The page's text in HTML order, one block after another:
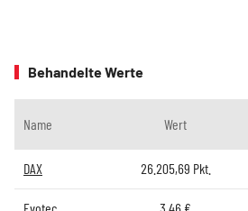
Behandelte Werte
Name Wert
DAX 26.205,69 Pkt.